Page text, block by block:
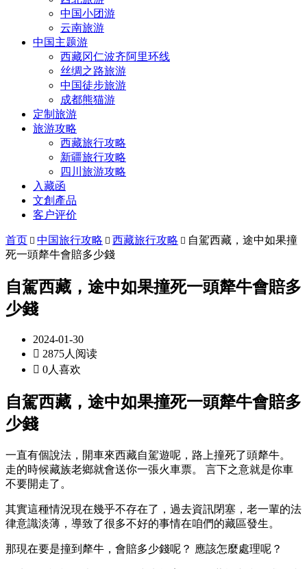
中国小团游
云南旅游
中国主题游
西藏冈仁波齐阿里环线
丝绸之路旅游
中国徒步旅游
成都熊猫游
定制旅游
旅游攻略
西藏旅行攻略
新疆旅行攻略
四川旅游攻略
入藏函
文創產品
客户评价
首页  中国旅行攻略  西藏旅行攻略  自駕西藏，途中如果撞
死一頭犛牛會賠多少錢
自駕西藏，途中如果撞死一頭犛牛會賠多
少錢
2024-01-30
 2875人阅读
 0人喜欢
自駕西藏，途中如果撞死一頭犛牛會賠多
少錢
一直有個說法，開車來西藏自駕遊呢，路上撞死了頭犛牛。
走的時候藏族老鄉就會送你一張火車票。 言下之意就是你車
不要開走了。
其實這種情況現在幾乎不存在了，過去資訊閉塞，老一輩的法
律意識淡薄，導致了很多不好的事情在咱們的藏區發生。
那現在要是撞到犛牛，會賠多少錢呢？ 應該怎麼處理呢？